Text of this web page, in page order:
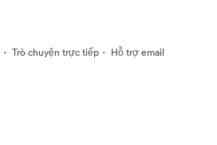
· Trò chuyện trực tiếp · Hỗ trợ email